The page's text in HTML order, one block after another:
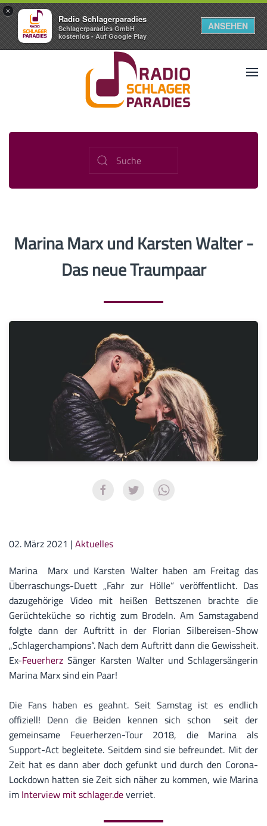
×
Radio Schlagerparadies
Schlagerparadies GmbH
kostenlos - Auf Google Play
ANSEHEN
Marina Marx und Karsten Walter -
Das neue Traumpaar
02. März 2021 | Aktuelles
Marina Marx und Karsten Walter haben am Freitag das
Überraschungs-Duett „Fahr zur Hölle“ veröffentlicht. Das
dazugehörige Video mit heißen Bettszenen brachte die
Gerüchteküche so richtig zum Brodeln. Am Samstagabend
folgte dann der Auftritt in der Florian Silbereisen-Show
„Schlagerchampions“. Nach dem Auftritt dann die Gewissheit.
Ex-Feuerherz Sänger Karsten Walter und Schlagersängerin
Marina Marx sind ein Paar!
Die Fans haben es geahnt. Seit Samstag ist es endlich
offiziell! Denn die Beiden kennen sich schon seit der
gemeinsame Feuerherzen-Tour 2018, die Marina als
Support-Act begleitete. Seitdem sind sie befreundet. Mit der
Zeit hat es dann aber doch gefunkt und durch den Corona-
Lockdown hatten sie Zeit sich näher zu kommen, wie Marina
im Interview mit schlager.deverriet.